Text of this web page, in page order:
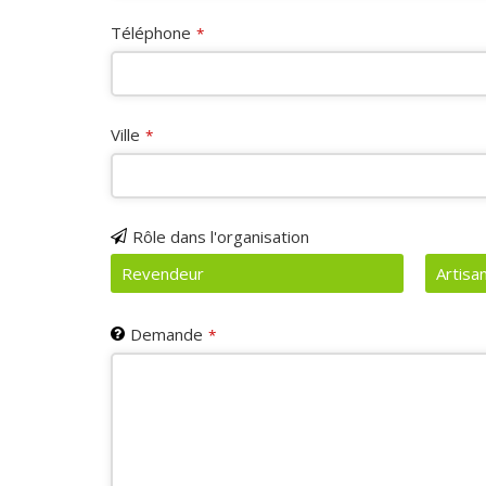
Téléphone *
Ville *
Rôle dans l'organisation
Revendeur
Demande *